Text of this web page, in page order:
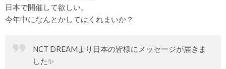
日本で開催して欲しい。
今年中になんとかしてはくれまいか？
NCT DREAMより日本の皆様にメッセージが届きま
した✨